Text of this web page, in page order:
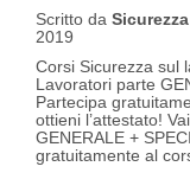
Scritto da
2019
Corsi Sicurezza sul
Lavoratori parte
Partecipa
ottieni l’attestato!
GENERALE +
gratuitamente al